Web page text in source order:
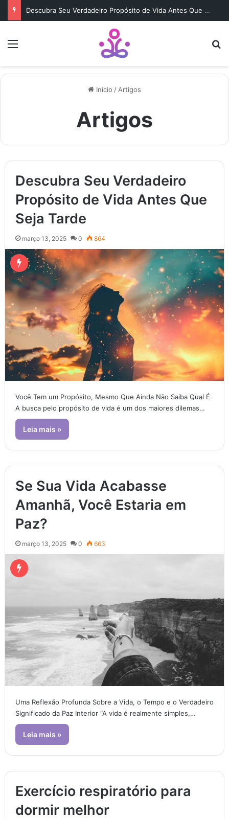
Descubra Seu Verdadeiro Propósito de Vida Antes Que Seja Tarde
Início / Artigos
Artigos
Descubra Seu Verdadeiro
Propósito de Vida Antes Que
Seja Tarde
março 13, 2025 0 864
Você Tem um Propósito, Mesmo Que Ainda Não Saiba Qual É
A busca pelo propósito de vida é um dos maiores dilemas…
Leia mais »
Se Sua Vida Acabasse
Amanhã, Você Estaria em
Paz?
março 13, 2025 0 663
Uma Reflexão Profunda Sobre a Vida, o Tempo e o Verdadeiro
Significado da Paz Interior “A vida é realmente simples,…
Leia mais »
Exercício respiratório para
dormir melhor